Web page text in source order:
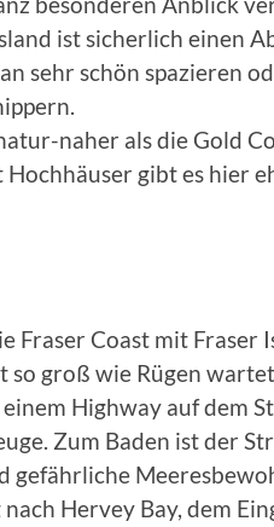
ist sicherlich einen
sehr schön spazieren
naher als die Gold
gibt es hier
Fraser Coast mit Fraser
groß wie Rügen
Highway auf dem
Zum Baden ist der
gefährliche
Hervey Bay, dem